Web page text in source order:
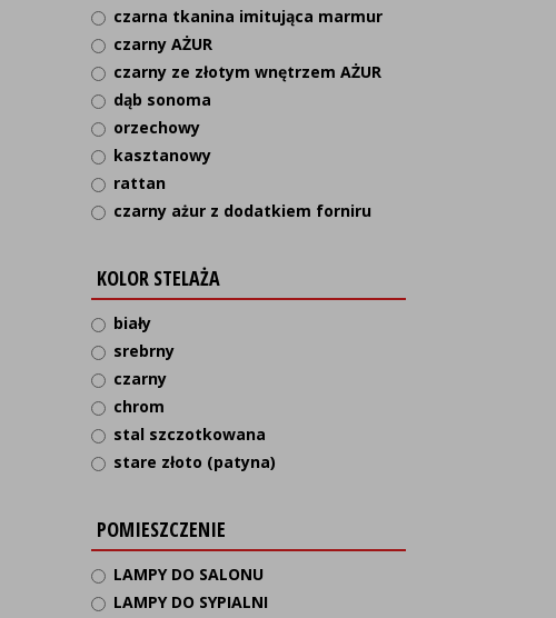
czarna tkanina imitująca marmur
czarny AŻUR
czarny ze złotym wnętrzem AŻUR
dąb sonoma
orzechowy
kasztanowy
rattan
czarny ażur z dodatkiem forniru
KOLOR STELAŻA
biały
srebrny
czarny
chrom
stal szczotkowana
stare złoto (patyna)
POMIESZCZENIE
LAMPY DO SALONU
LAMPY DO SYPIALNI